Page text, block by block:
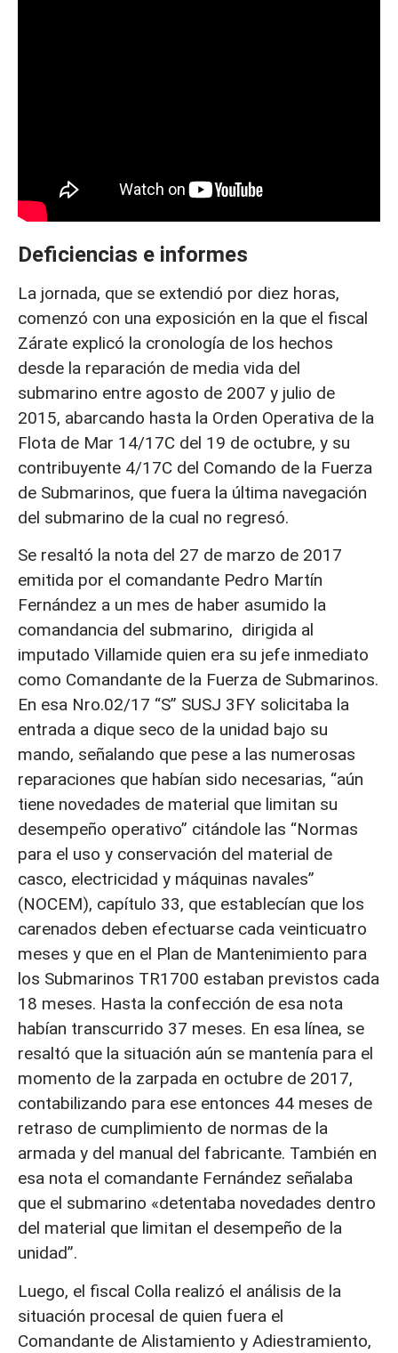
Deficiencias e informes
La jornada, que se extendió por diez horas,
comenzó con una exposición en la que el fiscal
Zárate explicó la cronología de los hechos
desde la reparación de media vida del
submarino entre agosto de 2007 y julio de
2015, abarcando hasta la Orden Operativa de la
Flota de Mar 14/17C del 19 de octubre, y su
contribuyente 4/17C del Comando de la Fuerza
de Submarinos, que fuera la última navegación
del submarino de la cual no regresó.
Se resaltó la nota del 27 de marzo de 2017
emitida por el comandante Pedro Martín
Fernández a un mes de haber asumido la
comandancia del submarino, dirigida al
imputado Villamide quien era su jefe inmediato
como Comandante de la Fuerza de Submarinos.
En esa Nro.02/17 “S” SUSJ 3FY solicitaba la
entrada a dique seco de la unidad bajo su
mando, señalando que pese a las numerosas
reparaciones que habían sido necesarias, “aún
tiene novedades de material que limitan su
desempeño operativo” citándole las “Normas
para el uso y conservación del material de
casco, electricidad y máquinas navales”
(NOCEM), capítulo 33, que establecían que los
carenados deben efectuarse cada veinticuatro
meses y que en el Plan de Mantenimiento para
los Submarinos TR1700 estaban previstos cada
18 meses. Hasta la confección de esa nota
habían transcurrido 37 meses. En esa línea, se
resaltó que la situación aún se mantenía para el
momento de la zarpada en octubre de 2017,
contabilizando para ese entonces 44 meses de
retraso de cumplimiento de normas de la
armada y del manual del fabricante. También en
esa nota el comandante Fernández señalaba
que el submarino «detentaba novedades dentro
del material que limitan el desempeño de la
unidad”.
Luego, el fiscal Colla realizó el análisis de la
situación procesal de quien fuera el
Comandante de Alistamiento y Adiestramiento,